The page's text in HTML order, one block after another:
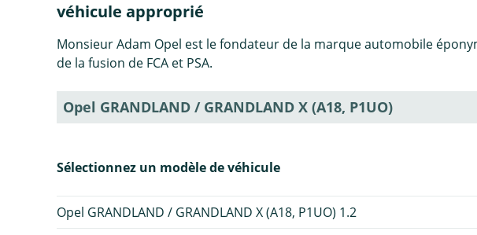
véhicule approprié
Monsieur Adam Opel est le fondateur de la marque automobile
de la fusion de FCA et PSA.
Opel GRANDLAND / GRANDLAND X (A18, P1UO)
Sélectionnez un modèle de véhicule
Opel GRANDLAND / GRANDLAND X (A18, P1UO) 1.2